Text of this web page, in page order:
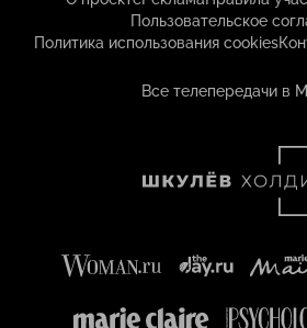
Пользовательское
Политика использования cookies
Все телепередачи в